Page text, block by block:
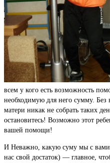
всем у кого есть возможность
необходимую для него сумму.
матери никак не собрать таких
остановитесь! Возможно этот
вашей помощи!
И Неважно, какую суму мы с
нас свой достаток) — главное,